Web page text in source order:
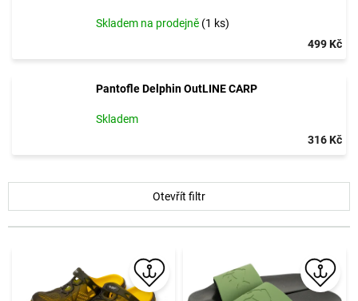
Skladem na prodejně (1 ks)
499 Kč
Pantofle Delphin OutLINE CARP
Skladem
316 Kč
Otevřít filtr
ý
p